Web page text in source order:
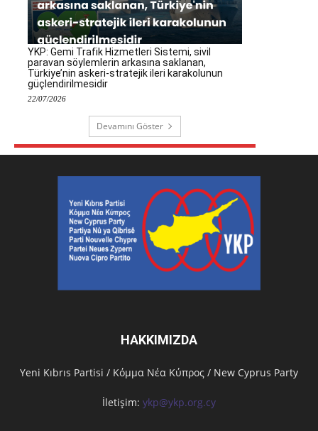
YKP: Gemi Trafik Hizmetleri Sistemi, sivil
paravan söylemlerin arkasına saklanan,
Türkiye’nin askeri-stratejik ileri karakolunun
güçlendirilmesidir
22/07/2026
Devamını Göster
HAKKIMIZDA
Υeni Kıbrıs Partisi / Κόμμα Νέα Κύπρος / New Cyprus Party
İletişim: ykp@ykp.org.cy